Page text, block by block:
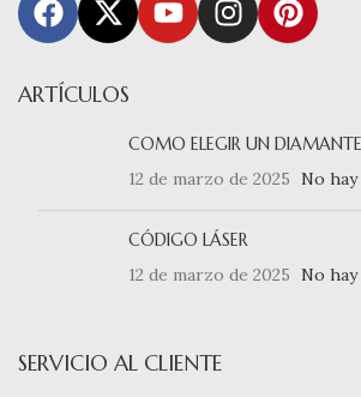
ARTÍCULOS
COMO ELEGIR UN DIAMANTE
12 de marzo de 2025
No
CÓDIGO LÁSER
12 de marzo de 2025
No
SERVICIO AL CLIENTE